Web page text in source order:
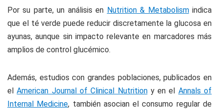
Por su parte, un análisis en Nutrition & Metabolismindica
que el té verde puede reducir discretamente la glucosa en
ayunas, aunque sin impacto relevante en marcadores más
amplios de control glucémico.
Además, estudios con grandes poblaciones, publicados en
elAmerican Journal of Clinical Nutritiony en el Annals of
Internal Medicine, también asocian el consumo regular de